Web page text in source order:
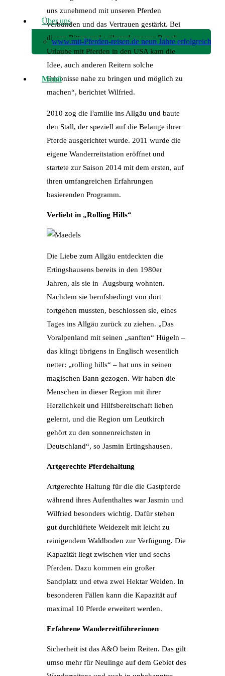
Über uns
www.mit-Pferden-reisen.de neun Jahre erfolgreich!
Menü
uns zunehmend mit unseren Pferden
verbunden und das Vertrauen gestärkt. Bei
diesen Ritten und während unserer Ranch-
Urlaube mit Pferden in den USA kam die
Idee, auch anderen Reitern solche
Erlebnisse nahe zu bringen und möglich zu
machen“, berichtet Wilfried.
2010 zog die Familie ins Allgäu und baute
den Stall, der speziell auf die Belange ihrer
Pferde ausgerichtet wurde. 2011 wurde die
eigene Wanderreitstation eröffnet und
startete zur Saison 2014 mit dem ersten, auf
ihren umfangreichen Erfahrungen
basierenden Programm.
Verliebt in „Rolling Hills“
Die Liebe zum Allgäu entdeckten die
Ertingshausens bereits in den 1980er
Jahren, als sie in Augsburg wohnten.
Nachdem sie berufsbedingt von dort
fortgehen mussten, beschlossen sie, eines
Tages ins Allgäu zurück zu ziehen. „Das
Voralpenland mit seinen „sanften“ Hügeln –
das klingt übrigens in Englisch wesentlich
netter: „rolling hills“ – hat uns in seinen
magischen Bann gezogen. Wir haben die
Menschen in dieser Region mit ihrer
Herzlichkeit und Hilfsbereitschaft lieben
gelernt, und die Region um Leutkirch
gehört zu den sonnenreichsten in
Deutschland“, so Jasmin Ertingshausen.
Artgerechte Pferdehaltung
Artgerechte Haltung für die die Gastpferde
während ihres Aufenthaltes war Jasmin und
Wilfried besonders wichtig. Dafür stehen
gut durchlüftete Weidezelt mit leicht zu
reinigendem Waldboden zur Verfügung. Die
Kapazität liegt zwischen vier und sechs
Pferden. Dazu kommen ein großer
Sandplatz und etwa zwei Hektar Weiden. In
besonderen Fällen kann die Kapazität auf
maximal 10 Pferde erweitert werden.
Erfahrene Wanderreitführerinnen
Sicherheit ist das A&O beim Reiten. Das gilt
umso mehr für Neulinge auf dem Gebiet des